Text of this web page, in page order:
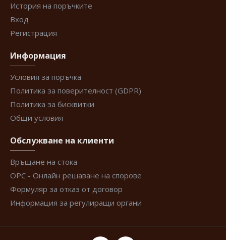
История на поръчките
Вход
Регистрация
Информация
Условия за поръчка
Политика за поверителност (GDPR)
Политика за бисквитки
Общи условия
Обслужване на клиенти
Връщане на стока
ОРС - Онлайн решаване на спорове
Формуляр за отказ от договор
Информация за регулиращи органи